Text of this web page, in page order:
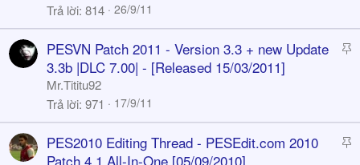
k
y
Trả lời 814 26/9/11
S
k
y
PESVN Patch 2011 - Version 3.3 + new Update
3.3b |DLC 7.00| - [Released 15/03/2011]
Mr.Tititu92
Trả lời 971 17/9/11
S
PES2010 Editing Thread - PESEdit.com 2010
Patch 4.1 All-In-One [05/09/2010]